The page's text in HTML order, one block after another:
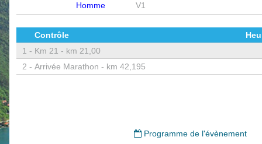
Homme
V1
Contrôle
1 - Km 21 - km 21,00
2 - Arrivée Marathon - km 42,195
Programme de l'évènement